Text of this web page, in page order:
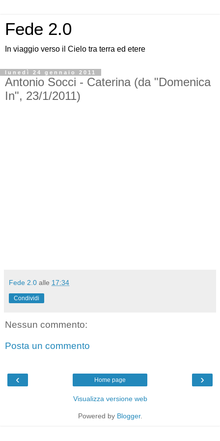
Fede 2.0
In viaggio verso il Cielo tra terra ed etere
lunedì 24 gennaio 2011
Antonio Socci - Caterina (da "Domenica
In", 23/1/2011)
Fede 2.0 alle 17:34
Condividi
Nessun commento:
Posta un commento
‹ ›
Home page
Visualizza versione web
Powered by Blogger.